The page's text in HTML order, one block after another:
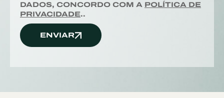
DADOS, CONCORDO COM A POLÍTICA DE
PRIVACIDADE..
ENVIAR